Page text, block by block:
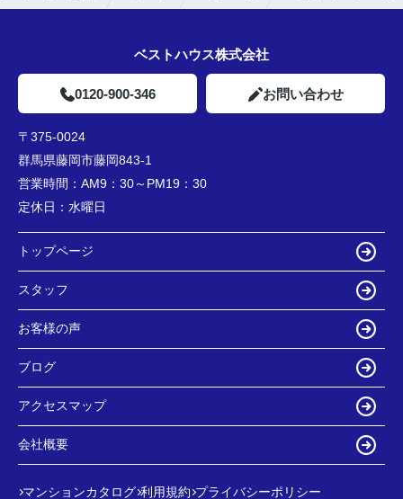
ベストハウス株式会社
0120-900-346 お問い合わせ
〒375-0024
群馬県藤岡市藤岡843-1
営業時間： AM9：30～PM19：30
定休日： 水曜日
トップページ
スタッフ
お客様の声
ブログ
アクセスマップ
会社概要
マンションカタログ 利用規約 プライバシーポリシー